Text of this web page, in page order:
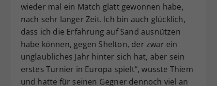
wieder mal ein Match glatt gewonnen habe,
nach sehr langer Zeit. Ich bin auch glücklich,
dass ich die Erfahrung auf Sand ausnützen
habe können, gegen Shelton, der zwar ein
unglaubliches Jahr hinter sich hat, aber sein
erstes Turnier in Europa spielt“, wusste Thiem
und hatte für seinen Gegner dennoch viel an